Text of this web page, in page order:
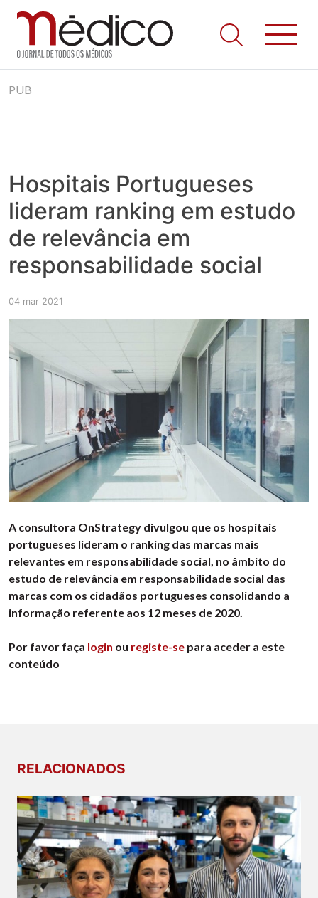
to
Jornal Médico
Médico – O Jornal de Todos os Médicos. Onde as notícias
realmente contam! Tudo o que se passa na Saúde!
PUB
Hospitais Portugueses
lideram ranking em estudo
de relevância em
responsabilidade social
04 mar 2021
A consultora OnStrategy divulgou que os hospitais
portugueses lideram o ranking das marcas mais
relevantes em responsabilidade social, no âmbito do
estudo de relevância em responsabilidade social das
marcas com os cidadãos portugueses consolidando a
informação referente aos 12 meses de 2020.
Por favor faça login ou registe-se para aceder a este
conteúdo
RELACIONADOS